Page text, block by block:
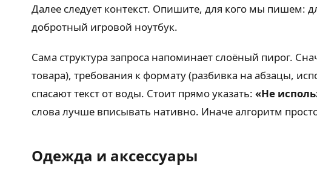
Далее следует контекст. Опишите, для кого мы
добротный игровой ноутбук.
Сама структура запроса напоминает слоёный пирог.
товара), требования к формату (разбивка на абзацы,
спасают текст от воды. Стоит прямо указать: «Не
слова лучше вписывать нативно. Иначе алгоритм
Одежда и аксессуары